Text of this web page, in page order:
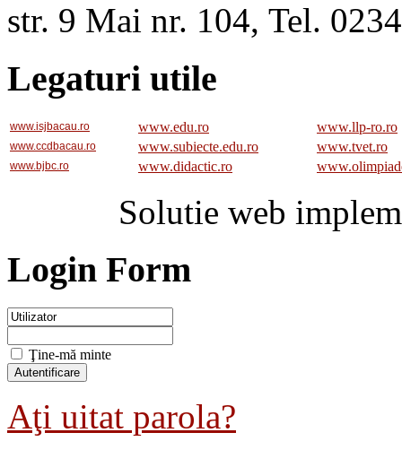
str. 9 Mai nr. 104, Tel.
Legaturi utile
www.isjbacau.ro www.edu.ro www.llp-ro.ro
www.ccdbacau.ro www.subiecte.edu.ro www.tvet.ro
www.bjbc.ro www.didactic.ro
Solutie web
Login Form
Ţine-mă minte
Aţi uitat parola?